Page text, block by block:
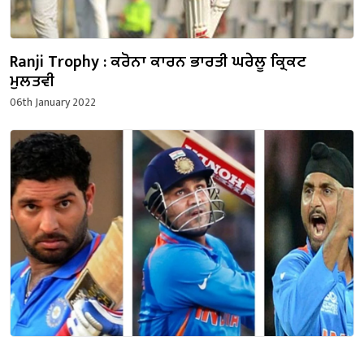
Ranji Trophy : ਕਰੋਨਾ ਕਾਰਨ ਭਾਰਤੀ ਘਰੇਲੂ ਕ੍ਰਿਕਟ
ਮੁਲਤਵੀ
06th January 2022